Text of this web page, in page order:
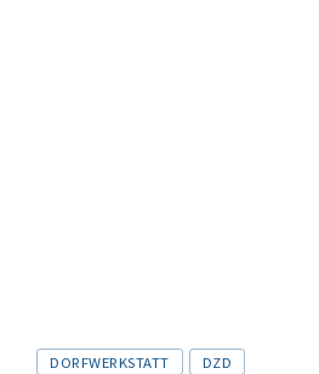
Tags
DORFWERKSTATT DZD